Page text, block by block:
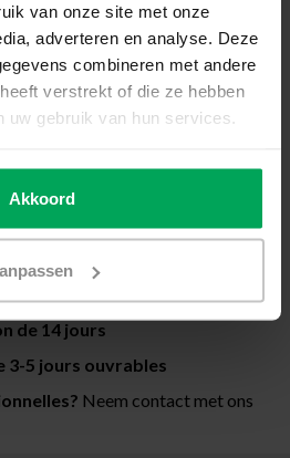
van onze site met onze
adverteren en analyse. Deze
combineren met andere
verstrekt of die ze hebben
uw gebruik van hun services.
Akkoord
de 14 jours
3-5 jours ouvrables
Neem contact met ons